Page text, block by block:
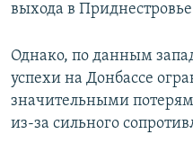
выхода в
Однако, по данным
успехи на Донбассе
значительными
из-за сильного